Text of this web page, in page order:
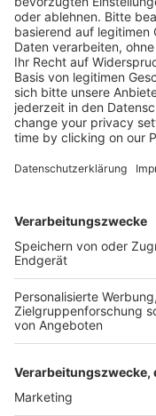
Kostenlose
Bestelleingang
Versandkosten.
Der
SERVICE HOTLINE
SHOP SERVICE